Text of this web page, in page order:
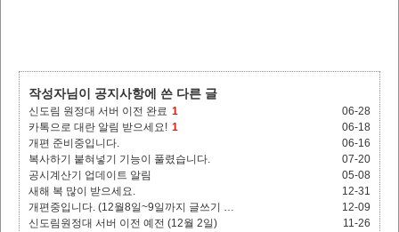
작성자님이 공지사항에 쓴 다른 글
신도림 원정대 서버 이전 완료 1
06-28
카톡으로 대란 알림 받으세요! 1
06-18
개편 준비중입니다.
06-16
복사하기 붙혀넣기 기능이 풀렸습니다.
07-20
공시계산기 업데이트 알림
05-08
새해 복 많이 받으세요.
12-31
개편중입니다. (12월8일~9일까지 글쓰기 …
12-09
신도림원정대 서버 이전 예전 (12월 2일)
11-26